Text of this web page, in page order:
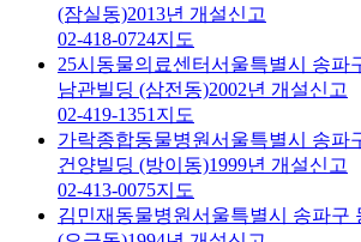
(잠실동)2013년 개설신고
02-418-0724지도
25시동물의료센터서울특별시 송파
남관빌딩 (삼전동)2002년 개설신고
02-419-1351 지도
가락종합동물병원서울특별시 송파
건양빌딩 (방이동)1999년 개설신고
02-413-0075지도
김민재동물병원서울특별시 송파구